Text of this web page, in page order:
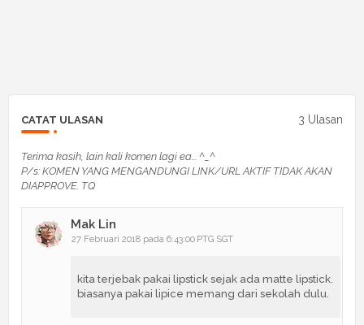
CATAT ULASAN 3 Ulasan
Terima kasih, lain kali komen lagi ea... ^_^
P/s: KOMEN YANG MENGANDUNGI LINK/URL AKTIF TIDAK AKAN
DIAPPROVE. TQ
Mak Lin
27 Februari 2018 pada 6:43:00 PTG SGT
kita terjebak pakai lipstick sejak ada matte lipstick.
biasanya pakai lipice memang dari sekolah dulu.